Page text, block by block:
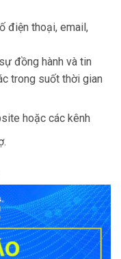
điện thoại, email,
đồng hành và tin
trong suốt thời gian
hoặc các kênh